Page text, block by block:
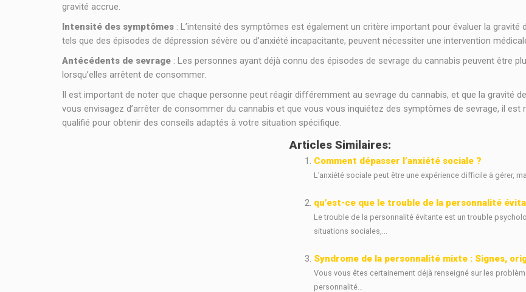
gravité accrue.
Intensité des symptômes : L’intensité des symptômes est également un critère important pour évaluer la
tels que des épisodes de dépression sévère ou d’anxiété incapacitante, peuvent nécessiter une intervention
Antécédents de sevrage : Les personnes ayant déjà connu des épisodes de sevrage du cannabis peuvent être
lorsqu’elles arrêtent de consommer.
Il est important de noter que chaque personne peut réagir différemment au sevrage du cannabis, et que la gravité
vous envisagez d’arrêter de consommer du cannabis et que vous vous inquiétez des symptômes de sevrage, il
qualifié pour obtenir des conseils adaptés à votre situation spécifique.
Articles Similaires:
Comment dépasser l’anxiété sociale ?
L’anxiété sociale peut être une expérience difficile à gérer,
qu’est-ce que le trouble de la personnalité
Le trouble de la personnalité évitante est un trouble
situations sociales,...
Syndrome de la personnalité mixte : Signes,
Vous vous êtes certainement déjà renseigné sur les
personnalité...